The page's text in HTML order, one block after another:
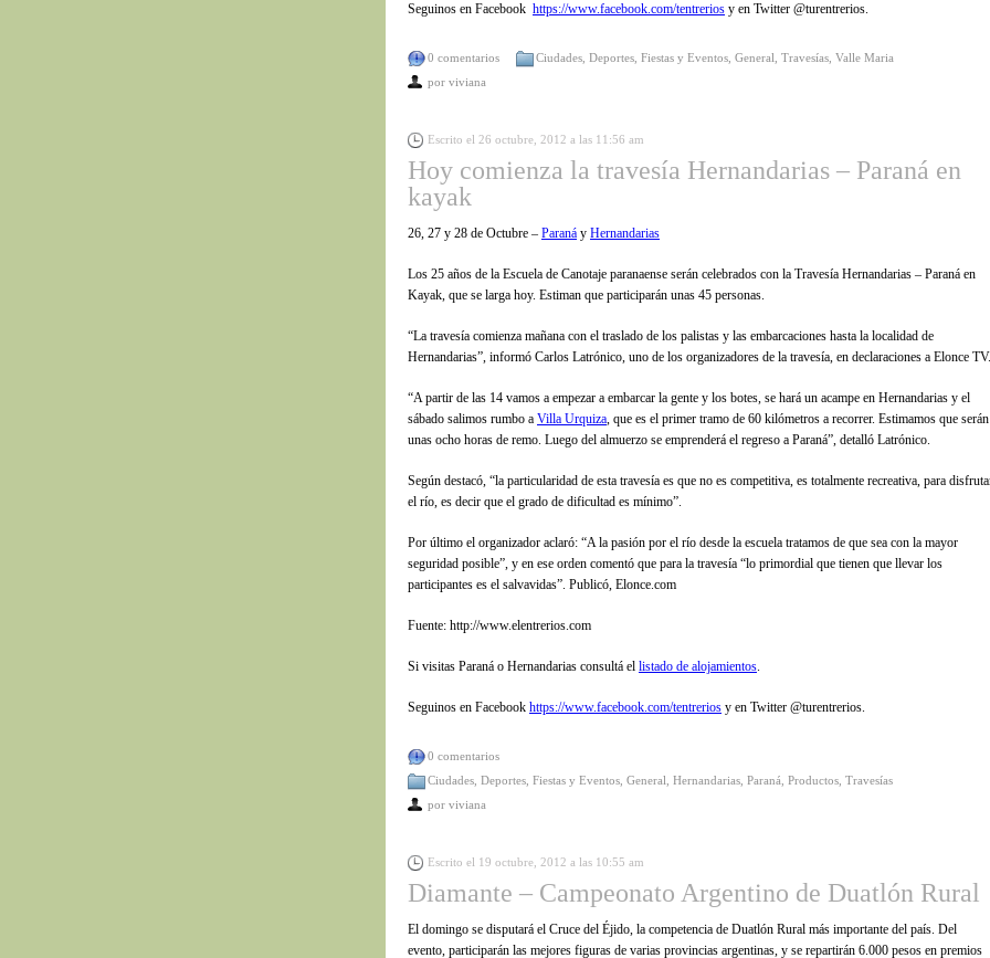
Seguinos en Facebook https://www.facebook.com/tentrerios y en Twitter @turentrerios.
0 comentarios Ciudades Deportes Fiestas y Eventos General Travesías Valle Maria
por viviana
Escrito el 26 octubre, 2012 a las 11:56 am
Hoy comienza la travesía Hernandarias – Paraná en
kayak
26, 27 y 28 de Octubre – Paraná y Hernandarias
Los 25 años de la Escuela de Canotaje paranaense serán celebrados con la Travesía Hernandarias – Paraná en
Kayak, que se larga hoy. Estiman que participarán unas 45 personas.
“La travesía comienza mañana con el traslado de los palistas y las embarcaciones hasta la localidad de
Hernandarias”, informó Carlos Latrónico, uno de los organizadores de la travesía, en declaraciones a Elonce TV.
“A partir de las 14 vamos a empezar a embarcar la gente y los botes, se hará un acampe en Hernandarias y el
sábado salimos rumbo a Villa Urquiza, que es el primer tramo de 60 kilómetros a recorrer. Estimamos que serán
unas ocho horas de remo. Luego del almuerzo se emprenderá el regreso a Paraná”, detalló Latrónico.
Según destacó, “la particularidad de esta travesía es que no es competitiva, es totalmente recreativa, para
el río, es decir que el grado de dificultad es mínimo”.
Por último el organizador aclaró: “A la pasión por el río desde la escuela tratamos de que sea con la mayor
seguridad posible”, y en ese orden comentó que para la travesía “lo primordial que tienen que llevar los
participantes es el salvavidas”. Publicó, Elonce.com
Fuente: http://www.elentrerios.com
Si visitas Paraná o Hernandarias consultá el listado de alojamientos.
Seguinos en Facebook https://www.facebook.com/tentrerios y en Twitter @turentrerios.
0 comentarios
Ciudades Deportes Fiestas y Eventos General Hernandarias Paraná Productos Travesías
por viviana
Escrito el 19 octubre, 2012 a las 10:55 am
Diamante – Campeonato Argentino de Duatlón Rural
El domingo se disputará el Cruce del Éjido, la competencia de Duatlón Rural más importante del país. Del
evento, participarán las mejores figuras de varias provincias argentinas, y se repartirán 6.000 pesos en premios